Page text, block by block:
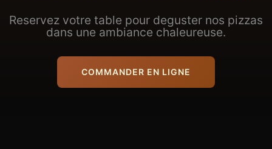
Reservez votre table pour deguster nos pizzas
dans une ambiance chaleureuse.
COMMANDER EN LIGNE